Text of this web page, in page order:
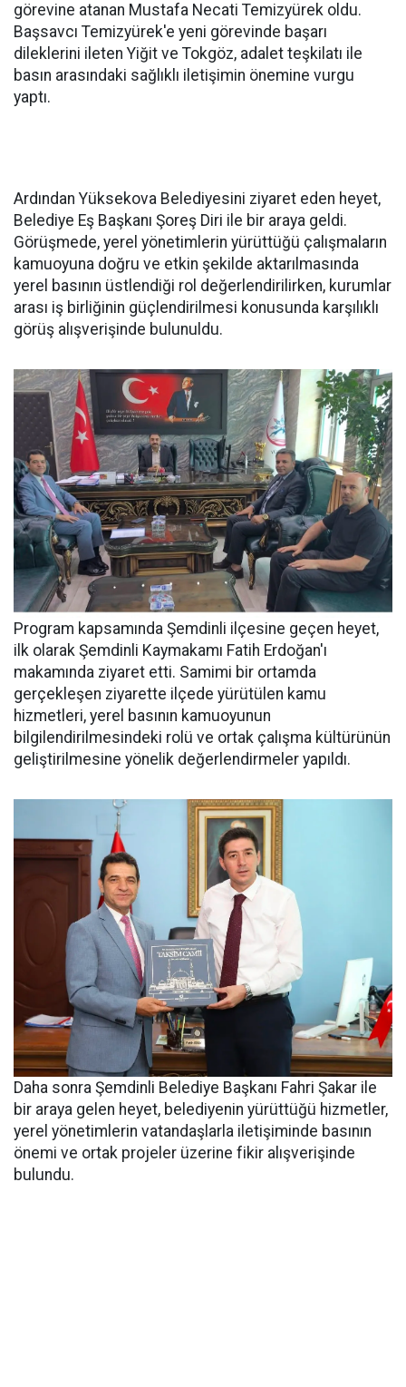
görevine atanan Mustafa Necati Temizyürek oldu.
Başsavcı Temizyürek'e yeni görevinde başarı
dileklerini ileten Yiğit ve Tokgöz, adalet teşkilatı ile
basın arasındaki sağlıklı iletişimin önemine vurgu
yaptı.
Ardından Yüksekova Belediyesini ziyaret eden heyet,
Belediye Eş Başkanı Şoreş Diri ile bir araya geldi.
Görüşmede, yerel yönetimlerin yürüttüğü çalışmaların
kamuoyuna doğru ve etkin şekilde aktarılmasında
yerel basının üstlendiği rol değerlendirilirken, kurumlar
arası iş birliğinin güçlendirilmesi konusunda karşılıklı
görüş alışverişinde bulunuldu.
Program kapsamında Şemdinli ilçesine geçen heyet,
ilk olarak Şemdinli Kaymakamı Fatih Erdoğan'ı
makamında ziyaret etti. Samimi bir ortamda
gerçekleşen ziyarette ilçede yürütülen kamu
hizmetleri, yerel basının kamuoyunun
bilgilendirilmesindeki rolü ve ortak çalışma kültürünün
geliştirilmesine yönelik değerlendirmeler yapıldı.
Daha sonra Şemdinli Belediye Başkanı Fahri Şakar ile
bir araya gelen heyet, belediyenin yürüttüğü hizmetler,
yerel yönetimlerin vatandaşlarla iletişiminde basının
önemi ve ortak projeler üzerine fikir alışverişinde
bulundu.